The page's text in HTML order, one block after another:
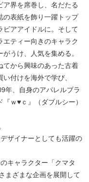
ア界を席巻し、名だたる
の表紙を飾り一躍トップ
ビアアイドルに。そして
エティー向きのキャラク
がうけ、人気を集める。
てから興味のあった古着
い付けを海外で学び、
年、自身のアパレルブラ
『ｗ♥ｃ』（ダブルシー）
ザイナーとしても活躍の
キャラクター「クマタ
まざまな企画を展開して